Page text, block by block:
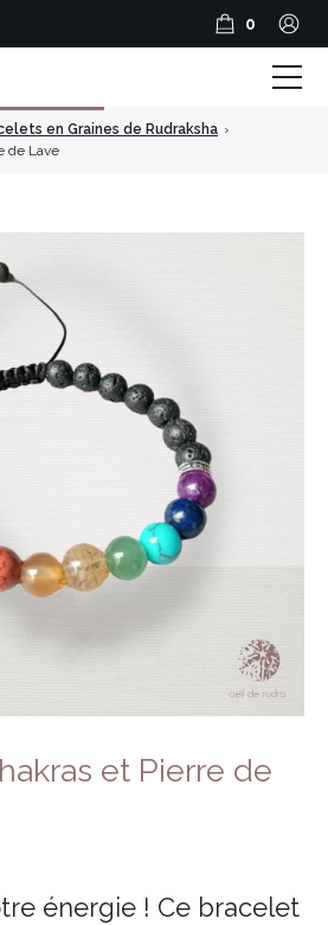
et Pierre de
énergie ! Ce bracelet
en Graines de Rudraksha ›
de Lave
0
séchées